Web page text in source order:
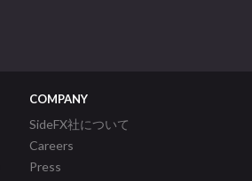
COMPANY
SideFX社について
Careers
Press